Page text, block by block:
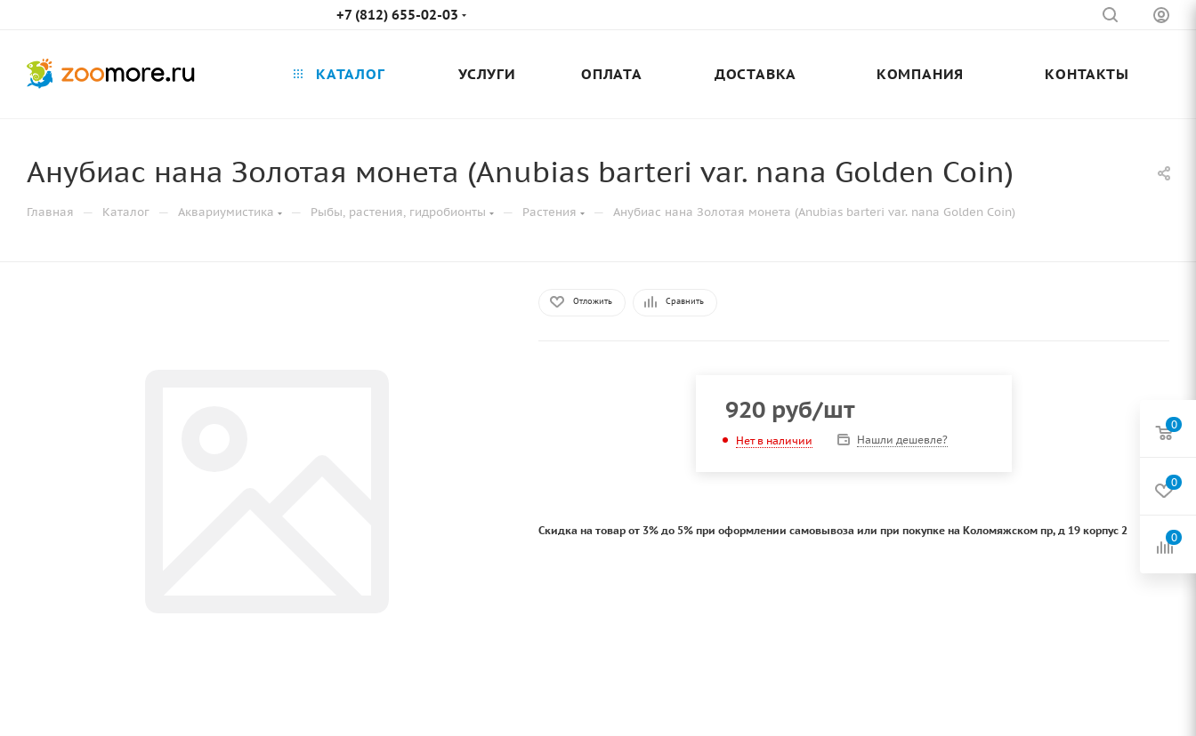
+7 (812) 655-02-03
КАТАЛОГ УСЛУГИ ОПЛАТА ДОСТАВКА КОМПАНИЯ КОНТАКТЫ
Анубиас нана Золотая монета (Anubias barteri var. nana Golden Coin)
Главная — Каталог — Аквариумистика — Рыбы, растения, гидробионты — Растения — Анубиас нана Золотая монета (Anubias barteri var. nana Golden Coin)
Отложить Сравнить
920 руб/шт
Нет в наличии Нашли дешевле?
Скидка на товар от 3% до 5% при оформлении самовывоза или при покупке на Коломяжском пр, д 19 корпус 2
0
0
0